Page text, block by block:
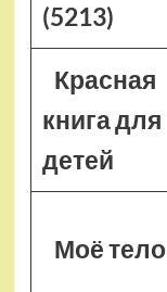
(5213)
Красная
книга для
детей
Моё тело